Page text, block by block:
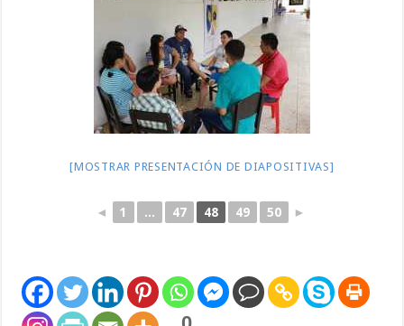
[MOSTRAR PRESENTACIÓN DE DIAPOSITIVAS]
◄ 1 ... 47 48 49 50 ►